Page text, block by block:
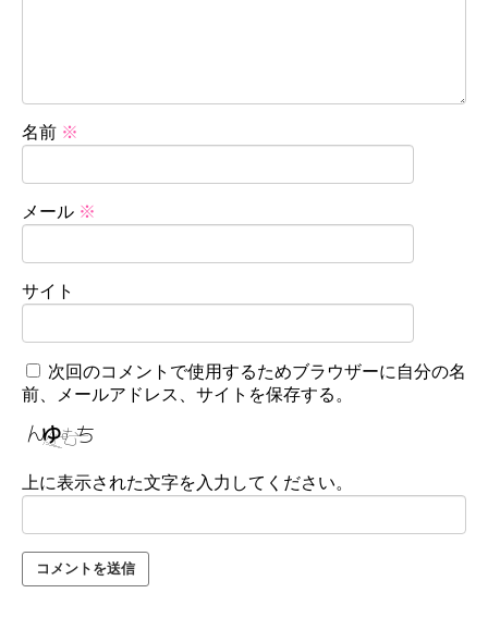
名前 ※
メール ※
サイト
次回のコメントで使用するためブラウザーに自分の名
前、メールアドレス、サイトを保存する。
上に表示された文字を入力してください。